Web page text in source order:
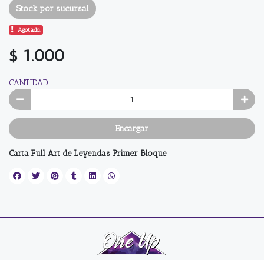
Stock por sucursal
Agotado.
$ 1.000
CANTIDAD
Encargar
Carta Full Art de Leyendas Primer Bloque